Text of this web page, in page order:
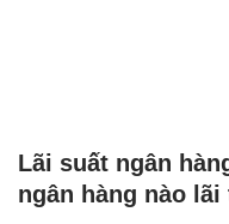
Lãi suất ngân
ngân hàng nào lãi